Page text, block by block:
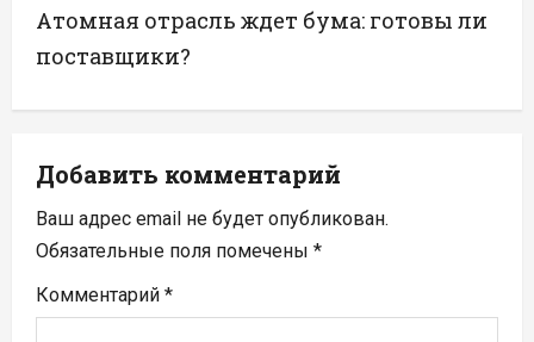
г
а
ц
и
я
п
о
Атомная отрасль ждет бума: готовы ли
поставщики?
Добавить комментарий
Ваш адрес email не будет опубликован.
Обязательные поля помечены *
Комментарий *